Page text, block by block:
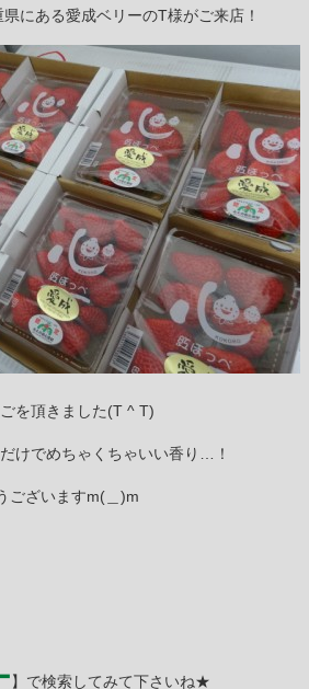
にある愛成ベリーのT様がご来店！
を頂きました(T ^ T)
けでめちゃくちゃいい香り…！
ございますm(＿)m
】で検索してみて下さいね★